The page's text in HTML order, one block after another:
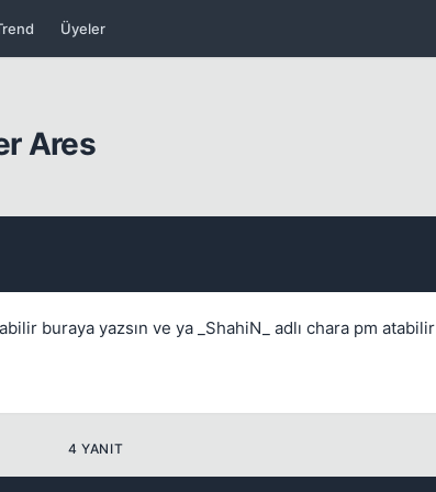
Üyeler
Ares
buraya yazsın ve ya _ShahiN_ adlı chara pm atabilir
4 YANIT